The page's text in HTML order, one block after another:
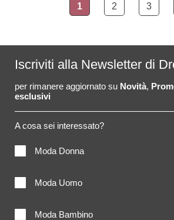
1 2 3
Iscriviti alla Newsletter di
per rimanere aggiornato su Novità,
esclusivi
A cosa sei interessato?
Moda Donna
Moda Uomo
Moda Bambino